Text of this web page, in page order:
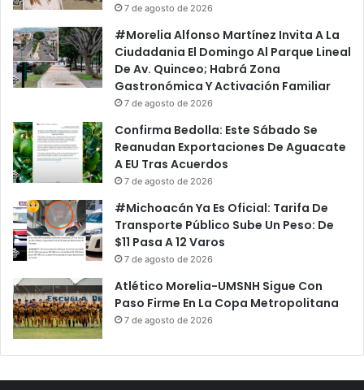
7 de agosto de 2026
#Morelia Alfonso Martínez Invita A La
Ciudadania El Domingo Al Parque Lineal
De Av. Quinceo; Habrá Zona
Gastronómica Y Activación Familiar
7 de agosto de 2026
Confirma Bedolla: Este Sábado Se
Reanudan Exportaciones De Aguacate
A EU Tras Acuerdos
7 de agosto de 2026
#Michoacán Ya Es Oficial: Tarifa De
Transporte Público Sube Un Peso: De
$11 Pasa A 12 Varos
7 de agosto de 2026
Atlético Morelia-UMSNH Sigue Con
Paso Firme En La Copa Metropolitana
7 de agosto de 2026